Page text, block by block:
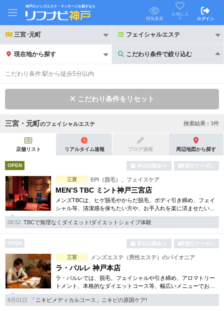
神戸のメンズエステ・マッサージを探すなら
閲覧履歴
お気に入
り
ログイン
三宮･元町 フェイシャルエステ
現在地から探す こだわり条件で絞り込む
こだわり条件で絞り込む
初回割引あり リピーター割引あり
団体割引 ポイントカード有
キャッシュレス決済OK 領収証発行可
2名様歓迎 団体様歓迎
完全個室 半個室あり
ペアルームあり シャワー室完備
フットバスあり
専用駐車場あり 有資格者在籍
日本人スタッフのみ 女性スタッフのみ
こだわり条件:駅から徒歩5分以内
こだわり条件をリセット
三宮・元町のフェイシャルエステ 検索結果 : 3件
店舗リスト リアルタイム速報 ブログ速報 周辺地図から探す
OPEN 本日出勤あり 割引クーポン
三宮 EPI（脱毛）、フェイスケア
MEN’S TBC ミント神戸三宮店
メンズTBCは、ヒゲ脱毛やからだ脱毛、ボディ引き締め、フェイ
シャル等、清潔感を保ちたい方や、お手入れを楽に済ませたい方
を全力でサポート致します。各種体験コースもご用意し、お待ち
しております。
08:52 TBCで無理なくダイエット!ダイエットシェイプ体験
OPEN 本日出勤あり 割引クーポン
三宮 メンズエステ（男性エステ）のパイオニア
ラ・パルレ 神戸本店
ラ・パルレでは、脱毛、フェイシャルや引き締め、アロマトリー
トメント、本格的なダイエットコース等、幅広いメニューでお客
様の美を応援。初めてで不安という方には、初回限定体験コース
も多数取り揃えております。
8月01日 「ニキビメディカルコース」ニキビの原因ケア!